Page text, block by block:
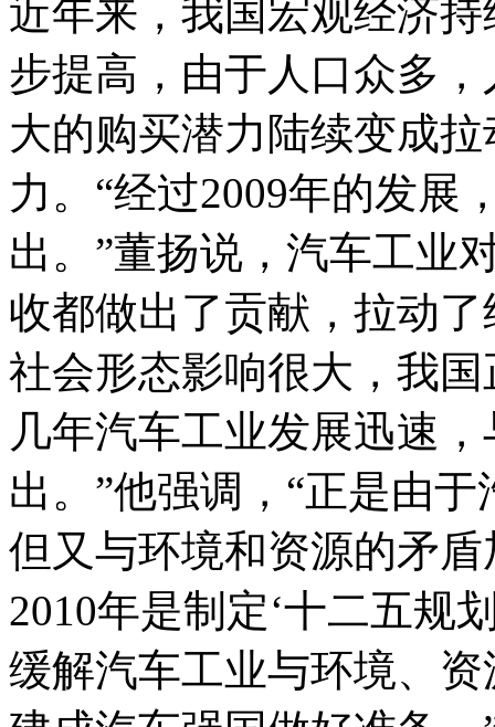
近年来，我国宏观经济
步提高，由于人口众多
大的购买潜力陆续变成
力。“经过2009年的发展
出。”董扬说，汽车工业
收都做出了贡献，拉动
社会形态影响很大，我
几年汽车工业发展迅速
出。”他强调，“正是由
但又与环境和资源的矛
2010年是制定‘十二五规
缓解汽车工业与环境、